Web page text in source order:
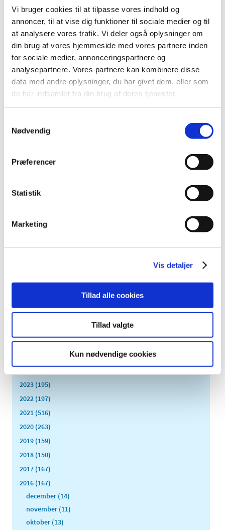
Vi bruger cookies til at tilpasse vores indhold og
annoncer, til at vise dig funktioner til sociale medier og til
at analysere vores trafik. Vi deler også oplysninger om
din brug af vores hjemmeside med vores partnere inden
for sociale medier, annonceringspartnere og
analysepartnere. Vores partnere kan kombinere disse
data med andre oplysninger, du har givet dem, eller som
de har indsamlet fra din brug af deres tjenester.
Nødvendig
Præferencer
Statistik
Marketing
Vis detaljer
Tillad alle cookies
Tillad valgte
Kun nødvendige cookies
tilskudsstatus for medicin mod neuropatiske smerter
Braltus® får generelt tilskud
|4. juli 2016|
Lægemiddelstyrelsen har besluttet, at Braltus® skal have
generelt tilskud. Braltus® indeholder tiotropium og…
Bedre adgang til patientdata i kliniske forsøg
for monitorer og GCP-inspektører
Lægemiddelstyrelsens inspektører får nu direkte adgang
|1. juli 2016
Lægemiddelsstyrelsen forventer, at der frem til midt i juli
Lægemiddelstyrelsens årsrapport for medicinsk udstyr
Alle (2506)
2026 (84)
2023 (195)
2022 (197)
2021 (516)
2020 (263)
2019 (159)
2018 (150)
2017 (167)
2016 (167)
december (14)
november (11)
oktober (13)